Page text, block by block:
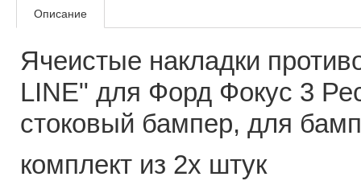
Описание
Ячеистые накладки
LINE" для Форд Фокус 3
стоковый бампер, для
комплект из 2х штук